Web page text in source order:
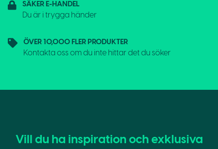
SÄKER E-HANDEL
Du är i trygga händer
ÖVER 10,000 FLER PRODUKTER
Kontakta oss om du inte hittar det du söker
Vill du ha inspiration och exklusiva